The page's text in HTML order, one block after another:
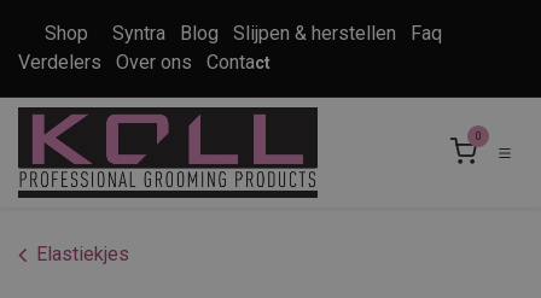
Shop Syntra Blog Slijpen & herstellen
Faq
Verdelers
Over ons Contact
0
Elastiekjes